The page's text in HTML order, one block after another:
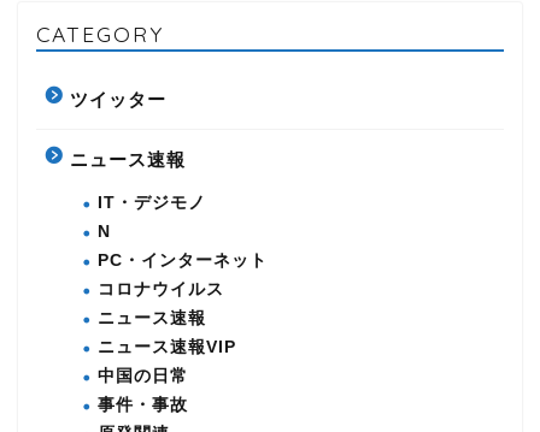
CATEGORY
ツイッター
ニュース速報
IT・デジモノ
N
PC・インターネット
コロナウイルス
ニュース速報
ニュース速報VIP
中国の日常
事件・事故